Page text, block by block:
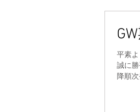
平素
誠に
降順